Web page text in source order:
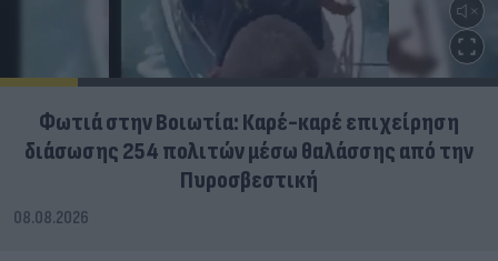
Φωτιά στην Βοιωτία: Καρέ-καρέ επιχείρηση
διάσωσης 254 πολιτών μέσω θαλάσσης από την
Πυροσβεστική
08.08.2026